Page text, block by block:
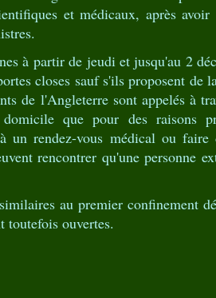
et médicaux, après
à partir de jeudi et jusqu'au 2
closes sauf s'ils proposent de
de l'Angleterre sont appelés à
que pour des raisons
un rendez-vous médical ou faire
rencontrer qu'une personne
au premier confinement
toutefois ouvertes.